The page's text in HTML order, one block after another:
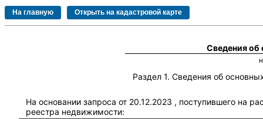
Сведения
Раздел 1. Сведения об
На основании запроса от 20.12.2023 , поступившего на
реестра недвижимости: